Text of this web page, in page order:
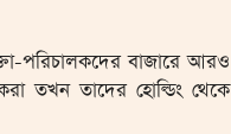
পরিচালকদের বাজারে আরও
তখন তাদের হোল্ডিং থেকে